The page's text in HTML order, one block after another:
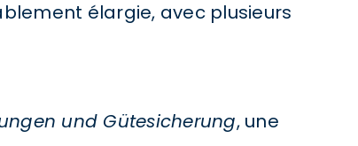
élargie, avec plusieurs
und Gütesicherung, une